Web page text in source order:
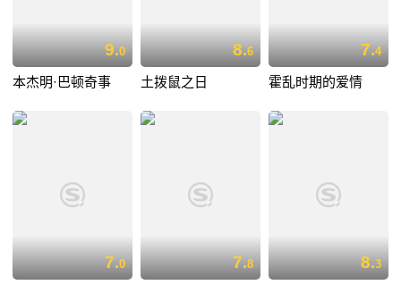
9.0
本杰明·巴顿奇事
8.6
土拨鼠之日
7.4
霍乱时期的爱情
7.0 7.8 8.3